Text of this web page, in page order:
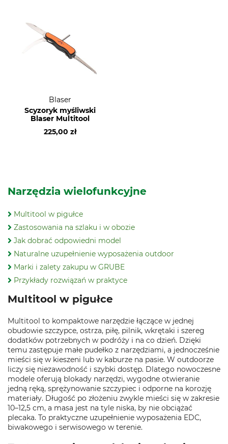
Blaser
Scyzoryk myśliwski
Blaser Multitool
225,00 zł
Narzędzia wielofunkcyjne
Multitool w pigułce
Zastosowania na szlaku i w obozie
Jak dobrać odpowiedni model
Naturalne uzupełnienie wyposażenia outdoor
Marki i zalety zakupu w GRUBE
Przykłady rozwiązań w praktyce
Multitool w pigułce
Multitool to kompaktowe narzędzie łączące w jednej
obudowie szczypce, ostrza, piłę, pilnik, wkrętaki i szereg
dodatków potrzebnych w podróży i na co dzień. Dzięki
temu zastępuje małe pudełko z narzędziami, a jednocześnie
mieści się w kieszeni lub w kaburze na pasie. W outdoorze
liczy się niezawodność i szybki dostęp. Dlatego nowoczesne
modele oferują blokady narzędzi, wygodne otwieranie
jedną ręką, sprężynowanie szczypiec i odporne na korozję
materiały. Długość po złożeniu zwykle mieści się w zakresie
10–12,5 cm, a masa jest na tyle niska, by nie obciążać
plecaka. To praktyczne uzupełnienie wyposażenia EDC,
biwakowego i serwisowego w terenie.